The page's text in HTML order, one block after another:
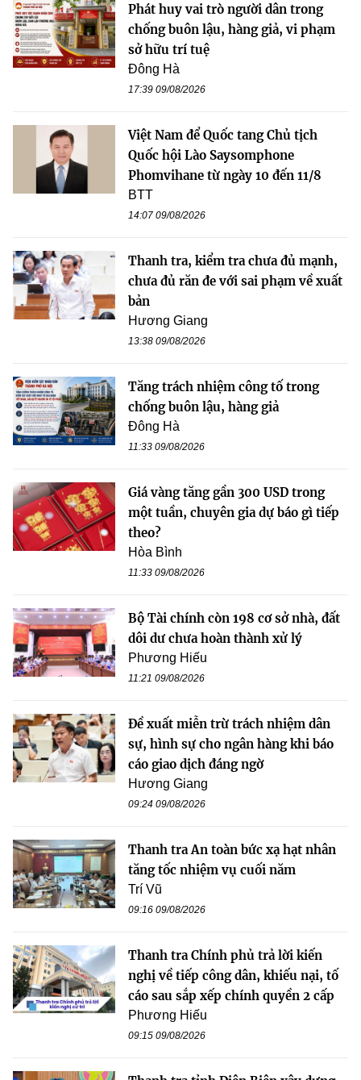
Phát huy vai trò người dân trong
chống buôn lậu, hàng giả, vi phạm
sở hữu trí tuệ
Đông Hà
17:39 09/08/2026
Việt Nam để Quốc tang Chủ tịch
Quốc hội Lào Saysomphone
Phomvihane từ ngày 10 đến 11/8
BTT
14:07 09/08/2026
Thanh tra, kiểm tra chưa đủ mạnh,
chưa đủ răn đe với sai phạm về xuất
bản
Hương Giang
13:38 09/08/2026
Tăng trách nhiệm công tố trong
chống buôn lậu, hàng giả
Đông Hà
11:33 09/08/2026
Giá vàng tăng gần 300 USD trong
một tuần, chuyên gia dự báo gì tiếp
theo?
Hòa Bình
11:33 09/08/2026
Bộ Tài chính còn 198 cơ sở nhà, đất
dôi dư chưa hoàn thành xử lý
Phương Hiếu
11:21 09/08/2026
Đề xuất miễn trừ trách nhiệm dân
sự, hình sự cho ngân hàng khi báo
cáo giao dịch đáng ngờ
Hương Giang
09:24 09/08/2026
Thanh tra An toàn bức xạ hạt nhân
tăng tốc nhiệm vụ cuối năm
Trí Vũ
09:16 09/08/2026
Thanh tra Chính phủ trả lời kiến
nghị về tiếp công dân, khiếu nại, tố
cáo sau sắp xếp chính quyền 2 cấp
Phương Hiếu
09:15 09/08/2026